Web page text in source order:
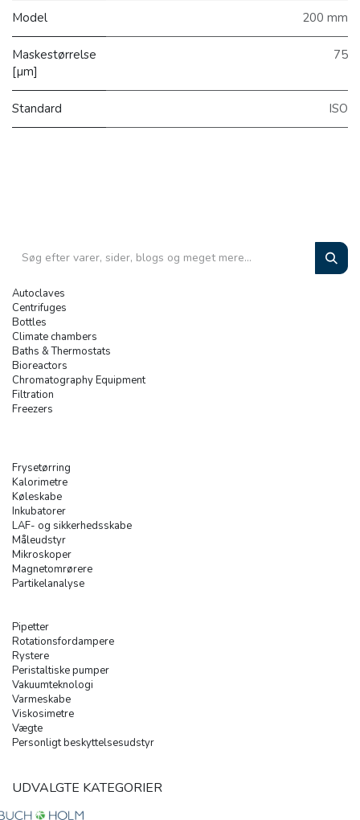
Model 200 mm
Maskestørrelse
[µm]
75
Standard ISO
Autoclaves
Centrifuges
Bottles
Climate chambers
Baths & Thermostats
Bioreactors
Chromatography Equipment
Filtration
Freezers
Frysetørring
Kalorimetre
Køleskabe
Inkubatorer
LAF- og sikkerhedsskabe
Måleudstyr
Mikroskoper
Magnetomrørere
Partikelanalyse
Pipetter
Rotationsfordampere
Rystere
Peristaltiske pumper
Vakuumteknologi
Varmeskabe
Viskosimetre
Vægte
Personligt beskyttelsesudstyr
UDVALGTE KATEGORIER